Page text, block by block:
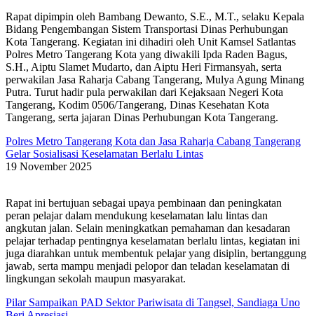
Rapat dipimpin oleh Bambang Dewanto, S.E., M.T., selaku Kepala
Bidang Pengembangan Sistem Transportasi Dinas Perhubungan
Kota Tangerang. Kegiatan ini dihadiri oleh Unit Kamsel Satlantas
Polres Metro Tangerang Kota yang diwakili Ipda Raden Bagus,
S.H., Aiptu Slamet Mudarto, dan Aiptu Heri Firmansyah, serta
perwakilan Jasa Raharja Cabang Tangerang, Mulya Agung Minang
Putra. Turut hadir pula perwakilan dari Kejaksaan Negeri Kota
Tangerang, Kodim 0506/Tangerang, Dinas Kesehatan Kota
Tangerang, serta jajaran Dinas Perhubungan Kota Tangerang.
Polres Metro Tangerang Kota dan Jasa Raharja Cabang Tangerang
Gelar Sosialisasi Keselamatan Berlalu Lintas
19 November 2025
Rapat ini bertujuan sebagai upaya pembinaan dan peningkatan
peran pelajar dalam mendukung keselamatan lalu lintas dan
angkutan jalan. Selain meningkatkan pemahaman dan kesadaran
pelajar terhadap pentingnya keselamatan berlalu lintas, kegiatan ini
juga diarahkan untuk membentuk pelajar yang disiplin, bertanggung
jawab, serta mampu menjadi pelopor dan teladan keselamatan di
lingkungan sekolah maupun masyarakat.
Pilar Sampaikan PAD Sektor Pariwisata di Tangsel, Sandiaga Uno